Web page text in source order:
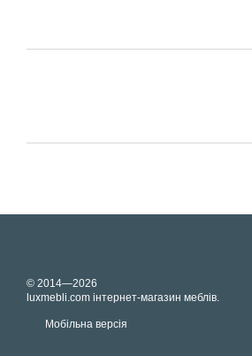
© 2014—2026
luxmebli.com інтернет-магазин меблів.
Мобільна версія